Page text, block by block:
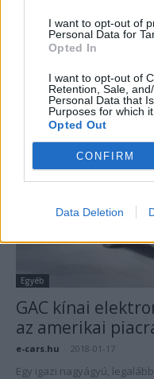
I want to opt-out of
Personal Data for
Opted In
I want to opt-out of
Retention, Sale,
Personal Data that
Purposes for which
Opted Out
CONFIRM
Data Deletion
2018-03-31
Érkezik az SF5 (közepes
Egyéb
GAC kínai
az amerikai
e-cars.hu 2018-01-17
Egy igazi nagyágyú,